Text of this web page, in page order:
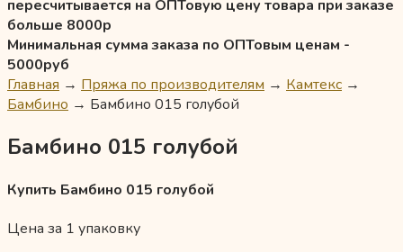
пересчитывается на ОПТовую цену товара при заказе
больше 8000р
Минимальная сумма заказа по ОПТовым ценам -
5000руб
Главная → Пряжа по производителям → Камтекс →
Бамбино → Бамбино 015 голубой
Бамбино 015 голубой
Купить Бамбино 015 голубой
Цена за 1 упаковку